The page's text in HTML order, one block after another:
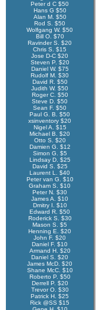
Peter d C $50
Hans G $50
Alan M. $50
Rod S. $50
Wolfgang W. $50
Bill O. $70
Ravinder S. $20
Chris S. $15
Jose D-C $20
Steven P. $20
Daniel W. $75
Rudolf M. $30
David R. $50
Judith W. $50
Roger C. $50
Steve D. $50
Sean F. $50
Paul G. B. $50
xsinventory $20
Nigel A. $15
Michael B. $20
Otto S. $20
Damien G. $12
Simon G. $5
Lindsay D. $25
David S. $25
Laurent L. $40
Peter van G. $10
Graham S. $10
Peter N. $30
James A. $10
Dmitry I. $10
Edward R. $50
Roderick S. $30
Mason S. $5
Henning E. $20
John F. $20
Daniel F. $10
Armand H. $20
Daniel S. $20
James McD. $20
Shane McC. $10
Roberto P. $50
Derrell P. $20
Trevor O. $30
Patrick H. $25
Rick @SS $15